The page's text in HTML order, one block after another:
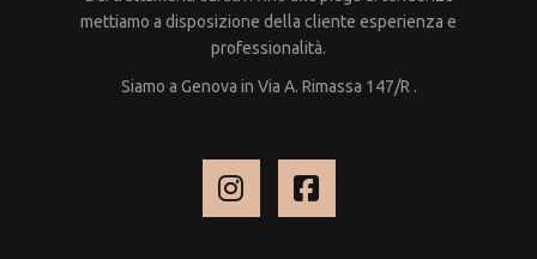
mettiamo a disposizione della cliente esperienza e
professionalità.
Siamo a Genova in Via A. Rimassa 147/R .